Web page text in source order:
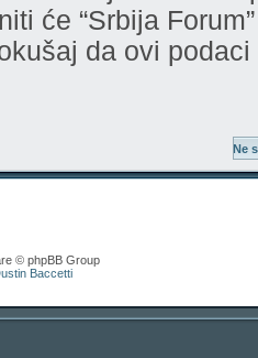
će “Srbija
da ovi
© phpBB Group
Baccetti